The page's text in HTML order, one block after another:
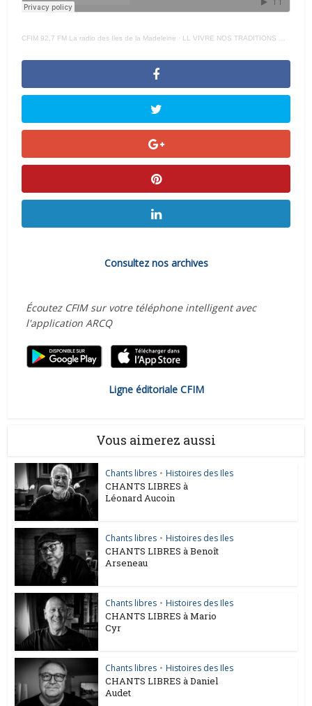
CFIM 92,7 FM La radio des Iles de la Madeleine · LL VIVRE NOS TRADITIONS Esther NDT Court – 14 MAI 2024 –
Consultez nos archives
Écoutez CFIM sur votre téléphone intelligent avec
l'application ARCQ
Ligne éditoriale CFIM
Vous aimerez aussi
Chants libres • Histoires des Iles
CHANTS LIBRES à
Léonard Aucoin
Chants libres • Histoires des Iles
CHANTS LIBRES à Benoît
Arseneau
Chants libres • Histoires des Iles
CHANTS LIBRES à Mario
Cyr
Chants libres • Histoires des Iles
CHANTS LIBRES à Daniel
Audet